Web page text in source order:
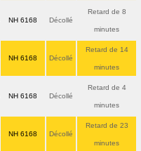
NH 6168 Décollé
Retard de 8
minutes
NH 6168 Décollé
Retard de 14
minutes
NH 6168 Décollé
Retard de 4
minutes
NH 6168 Décollé
Retard de 23
minutes